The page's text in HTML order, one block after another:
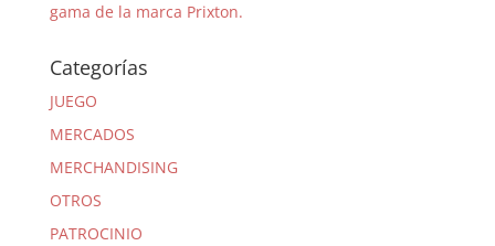
gama de la marca Prixton.
Categorías
JUEGO
MERCADOS
MERCHANDISING
OTROS
PATROCINIO